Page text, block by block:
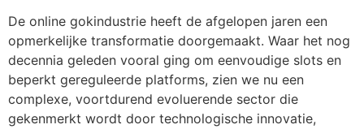
De online gokindustrie heeft de afgelopen jaren een
opmerkelijke transformatie doorgemaakt. Waar het nog
decennia geleden vooral ging om eenvoudige slots en
beperkt gereguleerde platforms, zien we nu een
complexe, voortdurend evoluerende sector die
gekenmerkt wordt door technologische innovatie,